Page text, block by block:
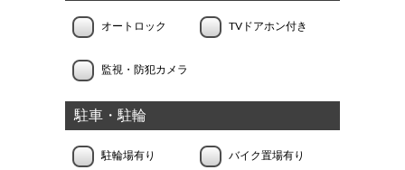
オートロック TVドアホン付き
監視・防犯カメラ
駐車・駐輪
駐輪場有り バイク置場有り